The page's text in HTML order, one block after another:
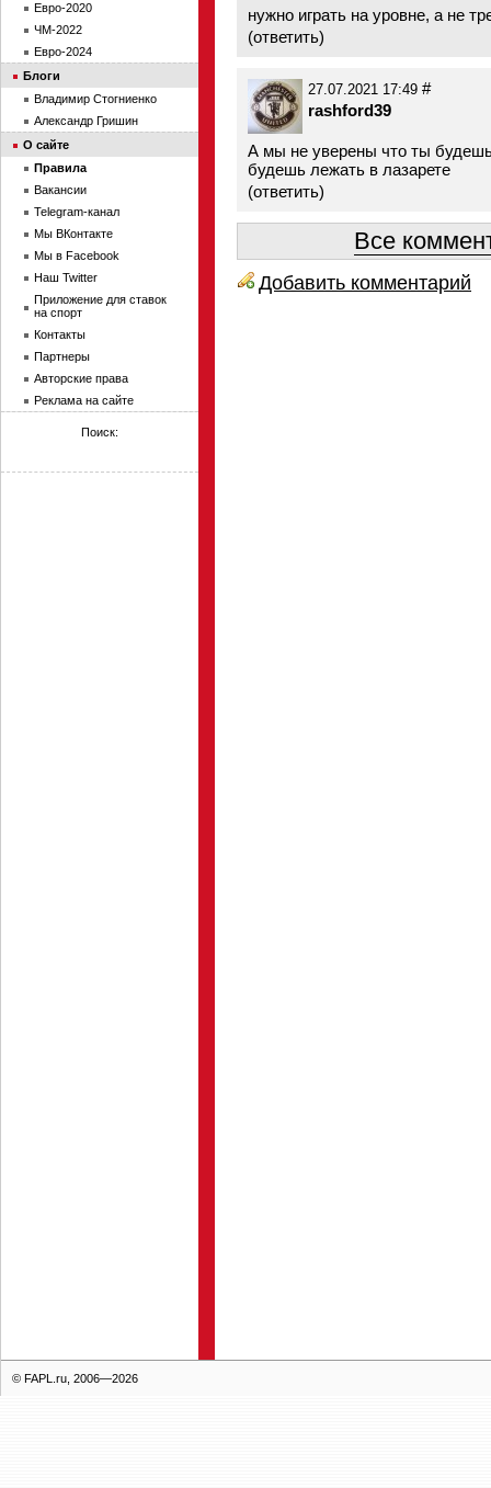
нужно играть на уровне, а не
(ответить)
27.07.2021 17:49 #
rashford39
А мы не уверены что ты будешь
будешь лежать в лазарете
(ответить)
Все
Добавить комментарий
Евро-2020
ЧМ-2022
Евро-2024
Блоги
Владимир Стогниенко
Александр Гришин
О сайте
Правила
Вакансии
Telegram-канал
Мы ВКонтакте
Мы в Facebook
Наш Twitter
Приложение для ставок
на спорт
Контакты
Партнеры
Авторские права
Реклама на сайте
Поиск:
© FAPL.ru, 2006—2026